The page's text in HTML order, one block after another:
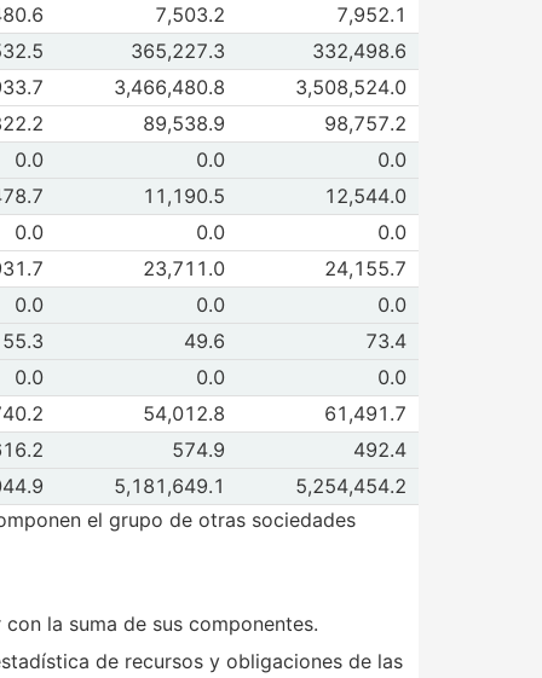
VII. Ingresos por diferir
7,503.2 7,952.1
de VIII. Otros pasivos
Dic 2017365,227.3 332,498.6
de IX. Capital contable
Dic 20173,466,480.8 3,508,524.0
Obligaciones en m.e. ( I al IX )
89,538.9 98,757.2
I. Captación total
0.0 0.0 0.0
de II. Depósitos, préstamos y reportos
11,190.5 12,544.0
de III. Préstamos por cartera descontada
0.0 0.0 0.0
de IV. Instrumentos finan sintéticos
23,711.0 24,155.7
de V. Reservas técnicas de seguros
0.0 0.0 0.0
de VI. Reservas previsión riesgos crédito y otras
55.3 49.6 73.4
VII. Ingresos por diferir
0.0 0.0 0.0
de VIII. Otros pasivos
54,012.8 61,491.7
de IX. Capital contable
574.9 492.4
de Obligaciones totales (mn+me)
Dic 20175,181,649.1
5,254,454.2
el grupo de otras sociedades
la suma de sus componentes.
de recursos y obligaciones de las